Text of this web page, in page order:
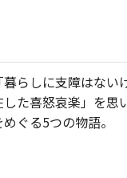
「暮らしに支障はな
した喜怒哀楽」を思
めぐる5つの物語。